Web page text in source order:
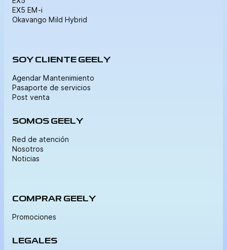
EX5 EM-i
Okavango Mild Hybrid
SOY CLIENTE GEELY
Agendar Mantenimiento
Pasaporte de servicios
Post venta
SOMOS GEELY
Red de atención
Nosotros
Noticias
COMPRAR GEELY
Promociones
LEGALES